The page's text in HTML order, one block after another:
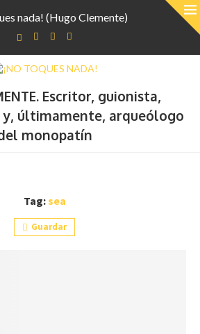
nada! (Hugo Clemente)
Escritor, guionista,
y, últimamente, arqueólogo
monopatín
Tag:sea
Guardar